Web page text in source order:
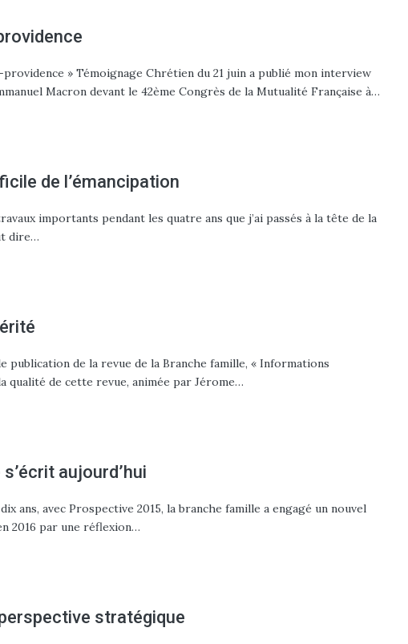
» Témoignage Chrétien du 21 juin a publié mon interview
Macron devant le 42ème Congrès de la Mutualité Française à…
de l’émancipation
importants pendant les quatre ans que j’ai passés à la tête de la
dire…
publication de la revue de la Branche famille, « Informations
qualité de cette revue, animée par Jérome…
aujourd’hui
ans, avec Prospective 2015, la branche famille a engagé un nouvel
2016 par une réflexion…
stratégique